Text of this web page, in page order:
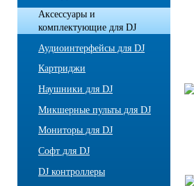
Аксессуары и
комплектующие для DJ
Аудиоинтерфейсы для DJ
Картриджи
Наушники для DJ
Микшерные пульты для DJ
Мониторы для DJ
Софт для DJ
DJ контроллеры